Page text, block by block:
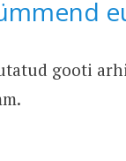
gooti